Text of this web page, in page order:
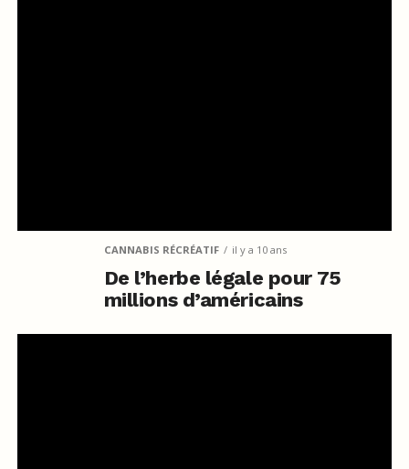
CANNABIS RÉCRÉATIF il y a 10 ans
De l’herbe légale pour 75
millions d’américains